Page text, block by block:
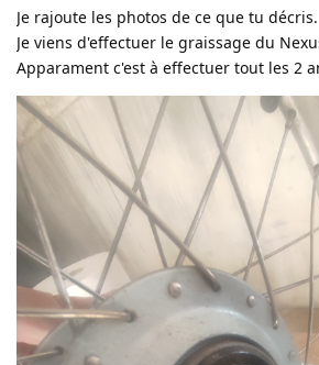
Je rajoute les photos de ce que tu décris.
Je viens d'effectuer le graissage du
Apparament c'est à effectuer tout les 2